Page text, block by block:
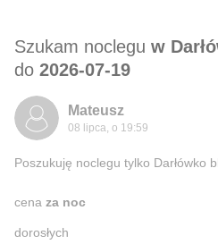
Szukam noclegu w
do 2026-07-19
Mateusz
08 lipca, o 19:59
Poszukuję noclegu tylko Darłówko
cena za noc
dorosłych